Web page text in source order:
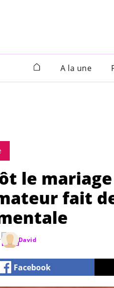
A la une
le
fait
David
Facebook